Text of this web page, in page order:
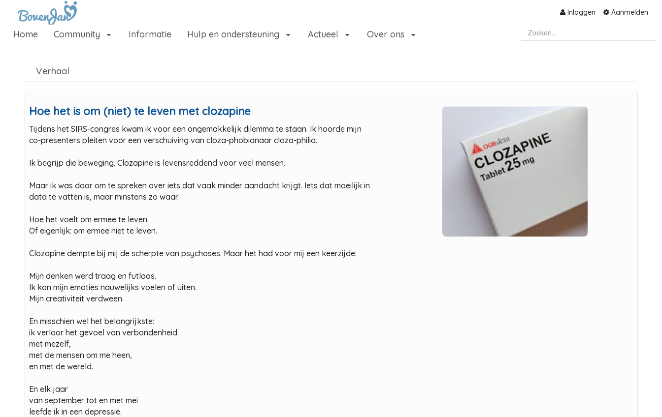
Naar content
Inloggen Aanmelden
Home
Over ons platform
Home Community Informatie Hulp en ondersteuning Actueel Over ons
Verhaal
Hoe het is om (niet) te leven met clozapine
Tijdens het SIRS-congres kwam ik voor een ongemakkelijk dilemma te staan. Ik hoorde mijn
co-presenters pleiten voor een verschuiving van cloza-phobianaar cloza-philia.
Ik begrijp die beweging. Clozapine is levensreddend voor veel mensen.
Maar ik was daar om te spreken over iets dat vaak minder aandacht krijgt. Iets dat moeilijk in
data te vatten is, maar minstens zo waar.
Hoe het voelt om ermee te leven.
Of eigenlijk: om ermee niet te leven.
Clozapine dempte bij mij de scherpte van psychoses. Maar het had voor mij een keerzijde:
Mijn denken werd traag en futloos.
Ik kon mijn emoties nauwelijks voelen of uiten.
Mijn creativiteit verdween.
En misschien wel het belangrijkste:
ik verloor het gevoel van verbondenheid
met mezelf,
met de mensen om me heen,
en met de wereld.
En elk jaar
van september tot en met mei
leefde ik in een depressie.